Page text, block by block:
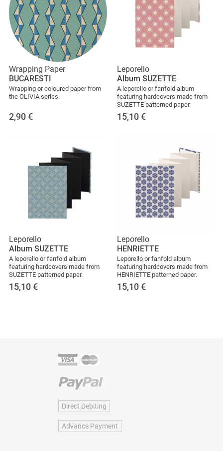
Wrapping Paper
BUCARESTI
Wrapping or coloured paper from
the OLIVIA series.
2,90 €
Leporello
Album SUZETTE
A leporello or fanfold album
featuring hardcovers made from
SUZETTE patterned paper.
15,10 €
Leporello
Album SUZETTE
A leporello or fanfold album
featuring hardcovers made from
SUZETTE patterned paper.
15,10 €
Leporello
HENRIETTE
Leporello or fanfold album
featuring hardcovers made from
HENRIETTE patterned paper.
15,10 €
Direct Debiting
Advance Payment